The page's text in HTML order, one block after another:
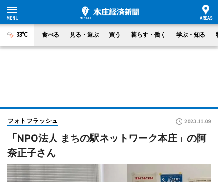
33°C 食べる 見る・遊ぶ 買う 暮らす・働く 学ぶ・知る
フォトフラッシュ 2023.11.09
「NPO法人 まちの駅ネットワーク本庄」の阿
奈正子さん